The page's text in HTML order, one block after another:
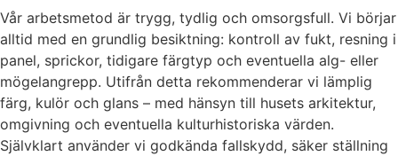
Vår arbetsmetod är trygg, tydlig och omsorgsfull. Vi börjar
alltid med en grundlig besiktning: kontroll av fukt, resning i
panel, sprickor, tidigare färgtyp och eventuella alg- eller
mögelangrepp. Utifrån detta rekommenderar vi lämplig
färg, kulör och glans – med hänsyn till husets arkitektur,
omgivning och eventuella kulturhistoriska värden.
Självklart använder vi godkända fallskydd, säker ställning